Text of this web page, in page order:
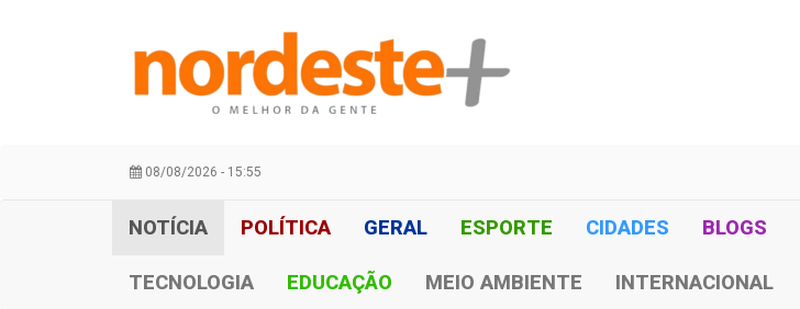
08/08/2026 - 15:55
NOTÍCIA POLÍTICA GERAL ESPORTE CIDADES BLOGS
TECNOLOGIA EDUCAÇÃO MEIO AMBIENTE INTERNACIONAL